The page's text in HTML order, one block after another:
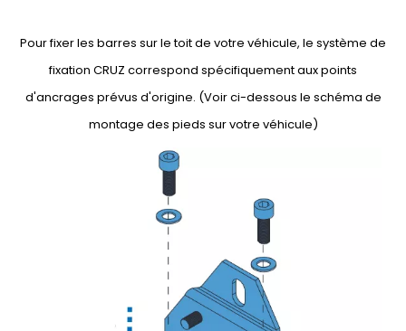
Pour fixer les barres sur le toit de votre véhicule, le système de
fixation CRUZ correspond spécifiquement aux points
d'ancrages prévus d'origine. (Voir ci-dessous le schéma de
montage des pieds sur votre véhicule)